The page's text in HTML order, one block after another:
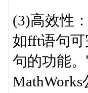
(3)高效性
如fft语句
句的功能